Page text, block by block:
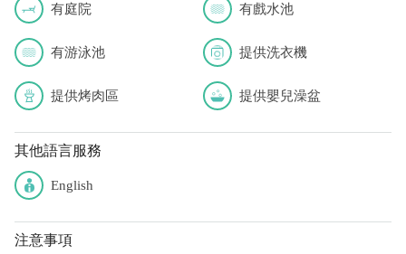
有庭院 有戲水池
有游泳池 提供洗衣機
提供烤肉區 提供嬰兒澡盆
其他語言服務
English
注意事項